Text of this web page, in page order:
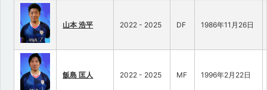
山本 浩平 2022 - 2025 DF 1986年11月26日
飯島 匡人 2022 - 2025 MF 1996年2月22日